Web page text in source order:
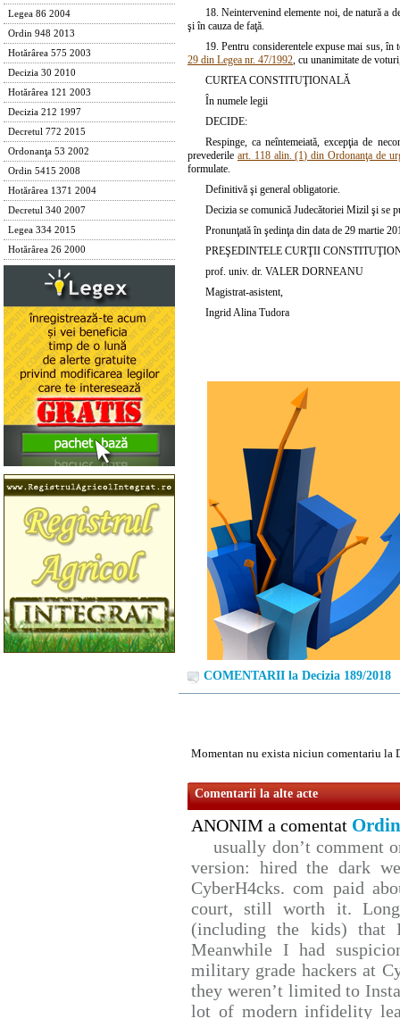
Legea 86 2004
Ordin 948 2013
Hotărârea 575 2003
Decizia 30 2010
Hotărârea 121 2003
Decizia 212 1997
Decretul 772 2015
Ordonanţa 53 2002
Ordin 5415 2008
Hotărârea 1371 2004
Decretul 340 2007
Legea 334 2015
Hotărârea 26 2000
18. Neintervenind elemente noi, de natură a
şi în cauza de faţă.
19. Pentru considerentele expuse mai sus,
29 din Legea nr. 47/1992, cu unanimitate de
CURTEA CONSTITUŢIONALĂ
În numele legii
DECIDE:
Respinge, ca neîntemeiată, excepţia de
prevederile art. 118 alin. (1) din Ordonanţa de
formulate.
Definitivă şi general obligatorie.
Decizia se comunică Judecătoriei Mizil şi se
Pronunţată în şedinţa din data de 29 martie
PREŞEDINTELE CURŢII
prof. univ. dr. VALER DORNEANU
Magistrat-asistent,
Ingrid Alina Tudora
COMENTARII la Decizia 189/2018
Momentan nu exista niciun comentariu la
Comentarii la alte acte
ANONIM a comentat
usually don’t comment
version: hired the dark
CyberH4cks. com paid
court, still worth it.
(including the kids) that
Meanwhile I had
military grade hackers at
they weren’t limited to
lot of modern infidelity